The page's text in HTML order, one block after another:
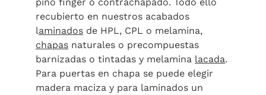
recubierto en nuestros acabados
laminados de HPL, CPL o melamina,
chapas naturales o precompuestas
barnizadas o tintadas y melamina lacada.
Para puertas en chapa se puede elegir
madera maciza y para laminados un